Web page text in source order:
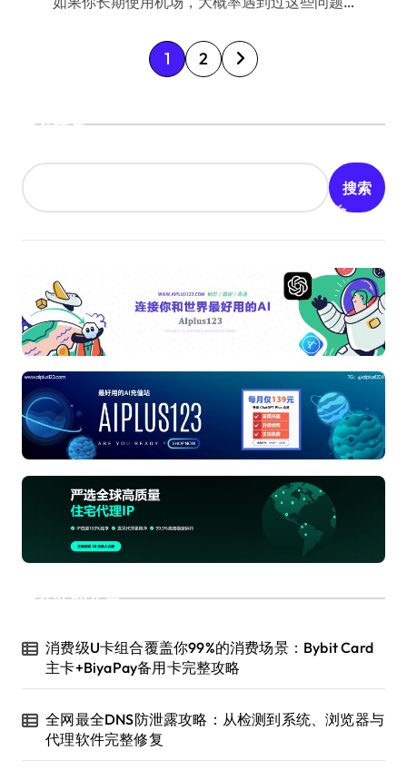
文
章
1 2
搜索
搜索
近期文章
消费级U卡组合覆盖你99%的消费场景：Bybit Card
主卡+BiyaPay备用卡完整攻略
全网最全DNS防泄露攻略：从检测到系统、浏览器与
代理软件完整修复